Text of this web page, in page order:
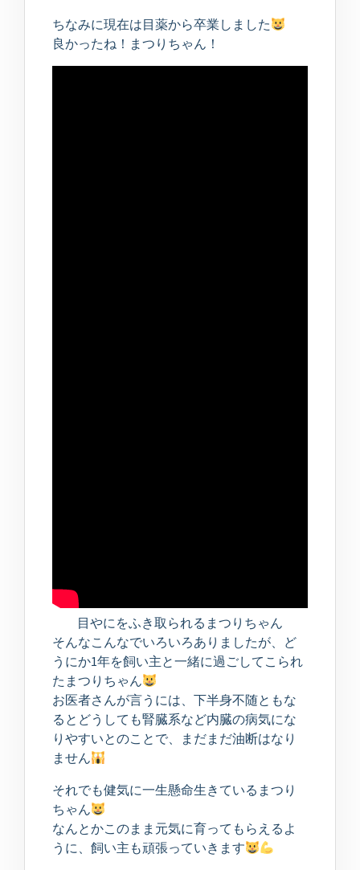
ちなみに現在は目薬から卒業しました
良かったね！まつりちゃん！
目やにをふき取られるまつりちゃん
そんなこんなでいろいろありましたが、ど
うにか1年を飼い主と一緒に過ごしてこられ
たまつりちゃん
お医者さんが言うには、下半身不随ともな
るとどうしても腎臓系など内臓の病気にな
りやすいとのことで、まだまだ油断はなり
ません
それでも健気に一生懸命生きているまつり
ちゃん
なんとかこのまま元気に育ってもらえるよ
うに、飼い主も頑張っていきます